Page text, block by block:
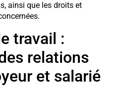
ainsi que les droits et
travail :
relations
et salarié